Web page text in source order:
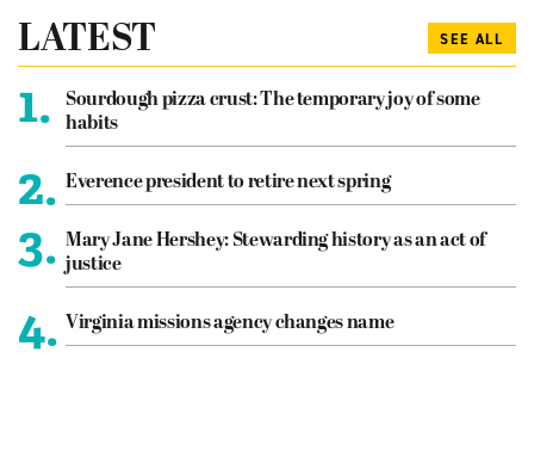
LATEST SEE ALL
1.
Sourdough pizza crust: The temporary joy of some
habits
2. Everence president to retire next spring
3. Mary Jane Hershey: Stewarding history as an act of
justice
4. Virginia missions agency changes name